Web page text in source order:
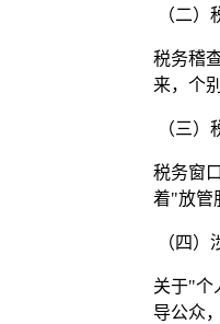
（二）
税务稽
来，个
（三）
税务窗
着"放管
（四）
关于"个
导公众